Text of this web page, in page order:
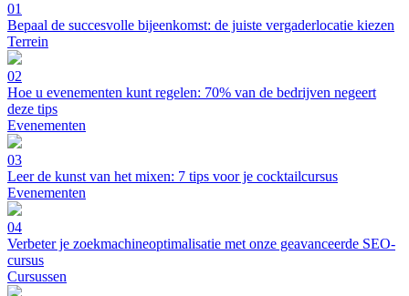
01
Bepaal de succesvolle bijeenkomst: de juiste vergaderlocatie kiezen
Terrein
02
Hoe u evenementen kunt regelen: 70% van de bedrijven negeert
deze tips
Evenementen
03
Leer de kunst van het mixen: 7 tips voor je cocktailcursus
Evenementen
04
Verbeter je zoekmachineoptimalisatie met onze geavanceerde SEO-
cursus
Cursussen